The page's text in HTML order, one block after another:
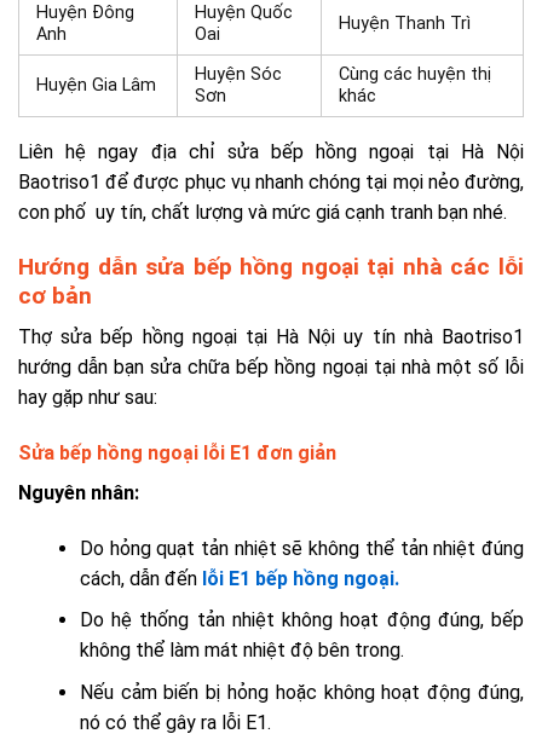
Huyện Đông
Anh
Huyện Quốc
Oai
Huyện Thanh Trì
Huyện Gia Lâm
Huyện Sóc
Sơn
Cùng các huyện thị
khác
Liên hệ ngay địa chỉ sửa bếp hồng ngoại tại Hà Nội
Baotriso1 để được phục vụ nhanh chóng tại mọi nẻo đường,
con phố uy tín, chất lượng và mức giá cạnh tranh bạn nhé.
Hướng dẫn sửa bếp hồng ngoại tại nhà các lỗi
cơ bản
Thợ sửa bếp hồng ngoại tại Hà Nội uy tín nhà Baotriso1
hướng dẫn bạn sửa chữa bếp hồng ngoại tại nhà một số lỗi
hay gặp như sau:
Sửa bếp hồng ngoại lỗi E1 đơn giản
Nguyên nhân:
Do hỏng quạt tản nhiệt sẽ không thể tản nhiệt đúng
cách, dẫn đến lỗi E1 bếp hồng ngoại.
Do hệ thống tản nhiệt không hoạt động đúng, bếp
không thể làm mát nhiệt độ bên trong.
Nếu cảm biến bị hỏng hoặc không hoạt động đúng,
nó có thể gây ra lỗi E1.